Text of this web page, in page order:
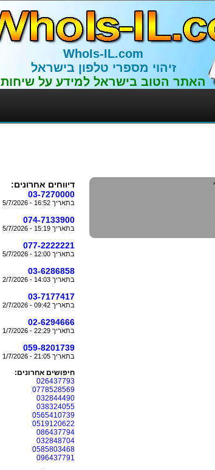
WhoIs-IL.com
זיהוי מספרי טלפון בישראל
האתר הטוב בישראל למידע על שיחות
דיווחים אחרונים:
03-7270000
בתאריך 16:52 - 5/7/2026
074-7133900
בתאריך 15:19 - 5/7/2026
077-2222221
בתאריך 12:00 - 5/7/2026
03-6286858
בתאריך 14:03 - 2/7/2026
03-7177417
בתאריך 09:42 - 2/7/2026
02-6294666
בתאריך 22:29 - 1/7/2026
059-8201739
בתאריך 21:05 - 1/7/2026
חיפושים אחרונים:
026437793
0778528569
032844490
038324055
0565410739
0519120622
086437794
032848704
0585803468
096437791